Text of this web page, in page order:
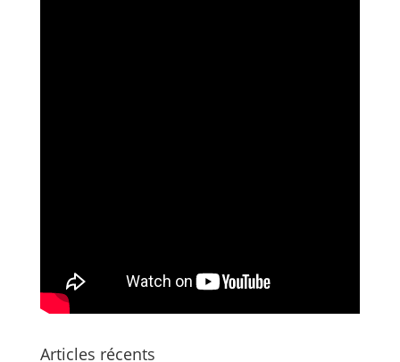
Articles récents